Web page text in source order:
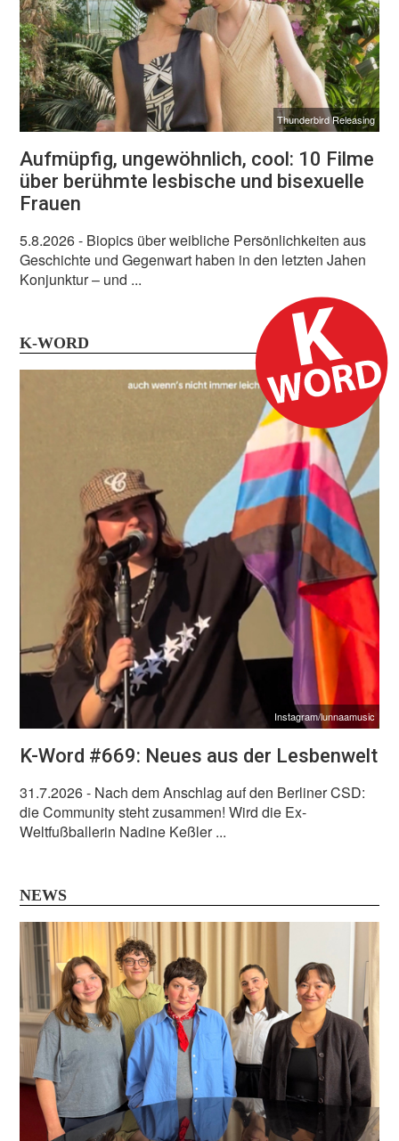
Thunderbird Releasing
Aufmüpfig, ungewöhnlich, cool: 10 Filme
über berühmte lesbische und bisexuelle
Frauen
5.8.2026- Biopics über weibliche Persönlichkeiten aus
Geschichte und Gegenwart haben in den letzten Jahen
Konjunktur – und ...
K-WORD
Instagram/lunnaamusic
K-Word #669: Neues aus der Lesbenwelt
31.7.2026- Nach dem Anschlag auf den Berliner CSD:
die Community steht zusammen! Wird die Ex-
Weltfußballerin Nadine Keßler ...
NEWS